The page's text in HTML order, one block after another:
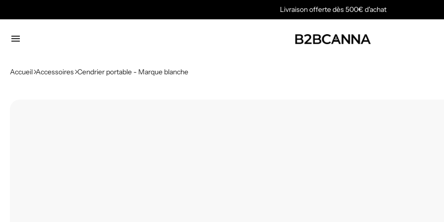
Livraison offerte dès 500€ d'achat
menu
Accueil Accessoires Cendrier portable - Marque blanche